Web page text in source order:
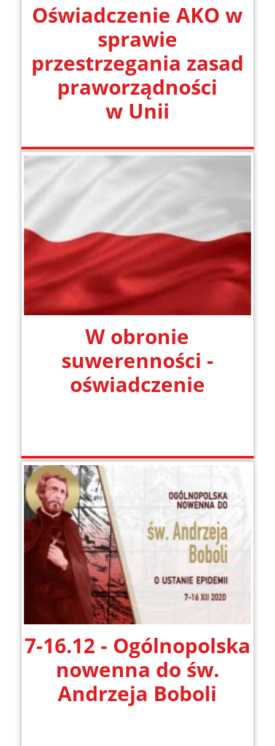
Oświadczenie AKO w
sprawie
przestrzegania zasad
praworządności
w Unii
W obronie
suwerenności -
oświadczenie
7-16.12 - Ogólnopolska
nowenna do św.
Andrzeja Boboli